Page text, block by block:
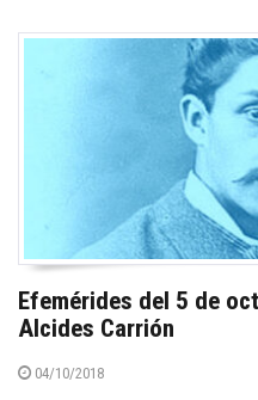
Efemérides del 5 de
Alcides Carrión
04/10/2018